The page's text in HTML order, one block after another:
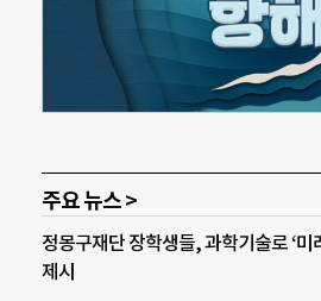
주요 뉴스 >
정몽구재단 장학생들, 과학기술로 ‘미
제시